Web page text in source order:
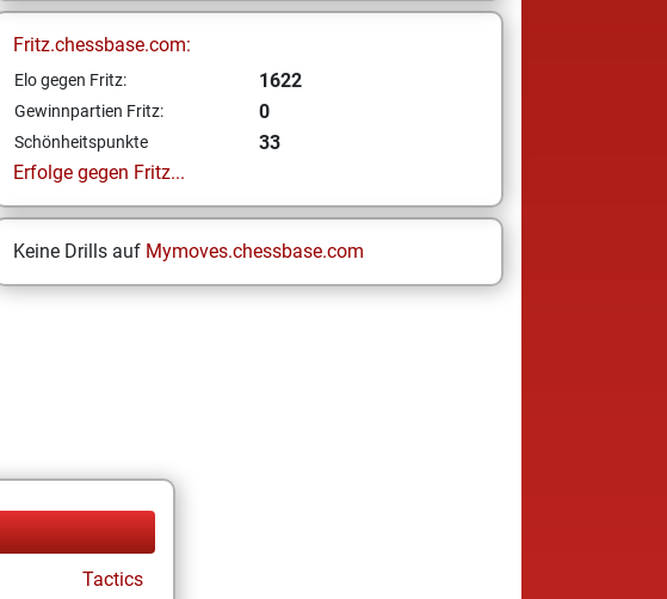
Fritz.chessbase.com:
Elo gegen Fritz: 1622
Gewinnpartien Fritz: 0
Schönheitspunkte
33
Erfolge gegen Fritz...
Keine Drills auf Mymoves.chessbase.com
Tactics